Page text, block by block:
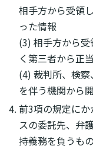
相手方から受領
った情報
(3) 相手方から
く第三者から正
(4) 裁判所、検
を伴う機関から
前3項の規定に
スの委託先、弁
持義務を負うも